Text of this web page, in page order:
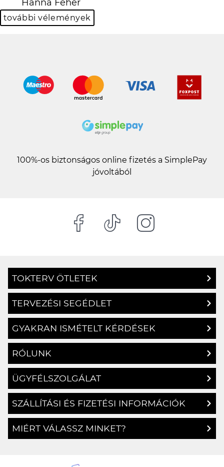
Hanna Fehér
további vélemények
100%-os biztonságos online fizetés a SimplePay
jóvoltából
TOKTERV ÖTLETEK
TERVEZÉSI SEGÉDLET
GYAKRAN ISMÉTELT KÉRDÉSEK
RÓLUNK
ÜGYFÉLSZOLGÁLAT
SZÁLLÍTÁSI ÉS FIZETÉSI INFORMÁCIÓK
MIÉRT VÁLASSZ MINKET?